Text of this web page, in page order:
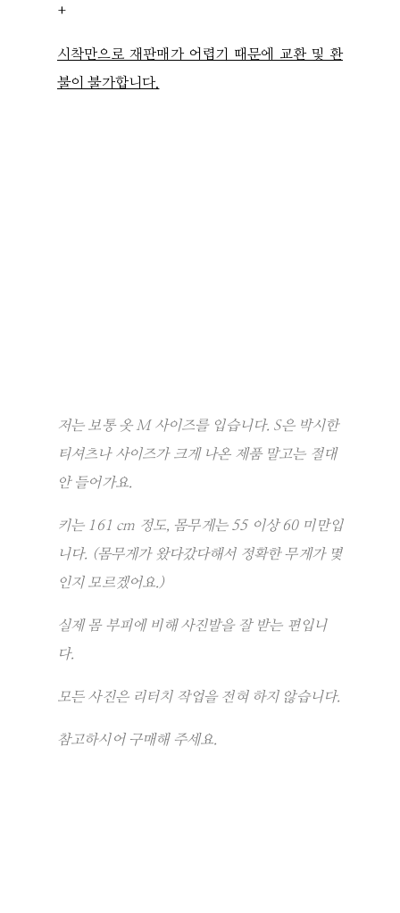
+
시착만으로 재판매가 어렵기 때문에 교환 및 환
불이 불가합니다.
저는 보통 옷 M 사이즈를 입습니다. S은 박시한
티셔츠나 사이즈가 크게 나온 제품 말고는 절대
안 들어가요.
키는 161 cm 정도, 몸무게는 55 이상 60 미만입
니다. (몸무게가 왔다갔다해서 정확한 무게가 몇
인지 모르겠어요.)
실제 몸 부피에 비해 사진발을 잘 받는 편입니
다.
모든 사진은 리터치 작업을 전혀 하지 않습니다.
참고하시어 구매해 주세요.